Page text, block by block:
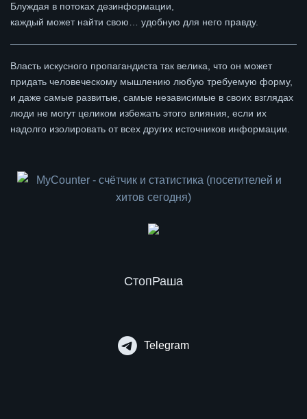
Блуждая в потоках дезинформации,
каждый может найти свою… удобную для него правду.
Власть искусного пропагандиста так велика, что он может
придать человеческому мышлению любую требуемую форму,
и даже самые развитые, самые независимые в своих взглядах
люди не могут целиком избежать этого влияния, если их
надолго изолировать от всех других источников информации.
СтопРаша
Telegram